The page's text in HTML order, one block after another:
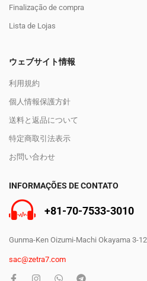
Finalização de compra
Lista de Lojas
ウェブサイト情報
利用規約
個人情報保護方針
送料と返品について
特定商取引法表示
お問い合わせ
INFORMAÇÕES DE CONTATO
+81-70-7533-3010
Gunma-Ken Oizumi-Machi Okayama 3-12
sac@zetra7.com